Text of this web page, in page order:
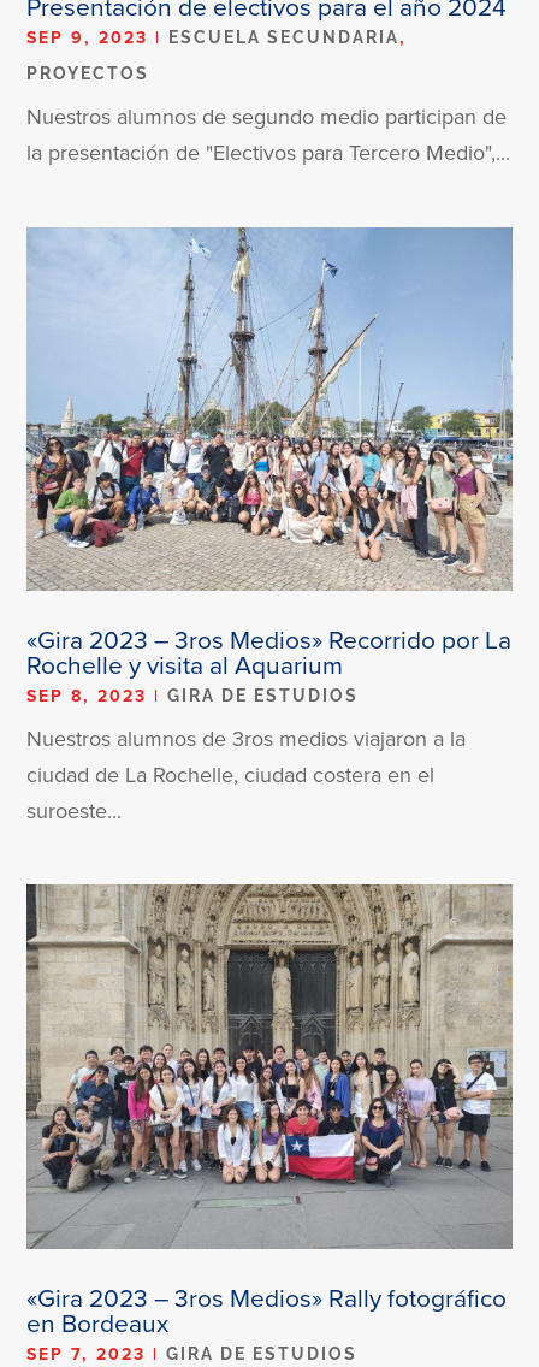
SEP 9, 2023 | ESCUELA SECUNDARIA,
PROYECTOS
Nuestros alumnos de segundo medio participan de
la presentación de "Electivos para Tercero Medio",...
«Gira 2023 – 3ros Medios» Recorrido por La
Rochelle y visita al Aquarium
SEP 8, 2023 |GIRA DE ESTUDIOS
Nuestros alumnos de 3ros medios viajaron a la
ciudad de La Rochelle, ciudad costera en el
suroeste...
«Gira 2023 – 3ros Medios» Rally fotográfico
en Bordeaux
SEP 7, 2023 |GIRA DE ESTUDIOS